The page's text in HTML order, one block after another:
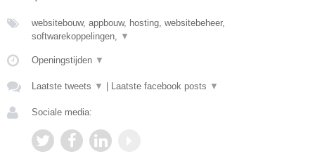
websitebouw, appbouw, hosting, websitebeheer,
softwarekoppelingen,
▼
Openingstijden ▼
Laatste tweets ▼ Laatste facebook posts ▼
Sociale media: